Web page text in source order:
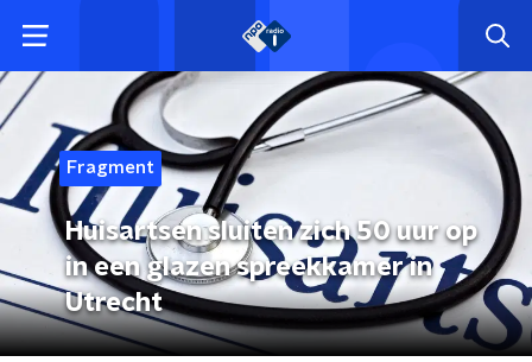
Fragment
Huisartsen sluiten zich 50 uur op
in een glazen spreekkamer in
Utrecht